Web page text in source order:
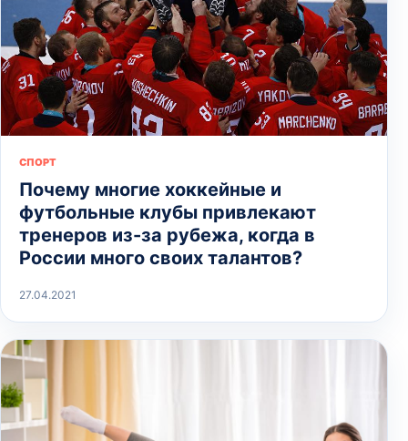
СПОРТ
Почему многие хоккейные и
футбольные клубы привлекают
тренеров из-за рубежа, когда в
России много своих талантов?
27.04.2021